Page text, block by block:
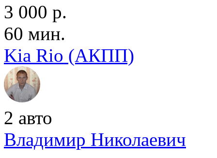
3 000 р.
60 мин.
Kia Rio (АКПП)
2 авто
Владимир Николаевич